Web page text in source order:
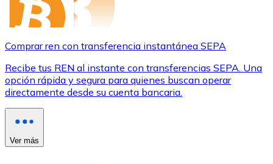
Comprar ren con transferencia instantánea SEPA
Recibe tus REN al instante con transferencias SEPA. Una
opción rápida y segura para quienes buscan operar
directamente desde su cuenta bancaria.
Ver más